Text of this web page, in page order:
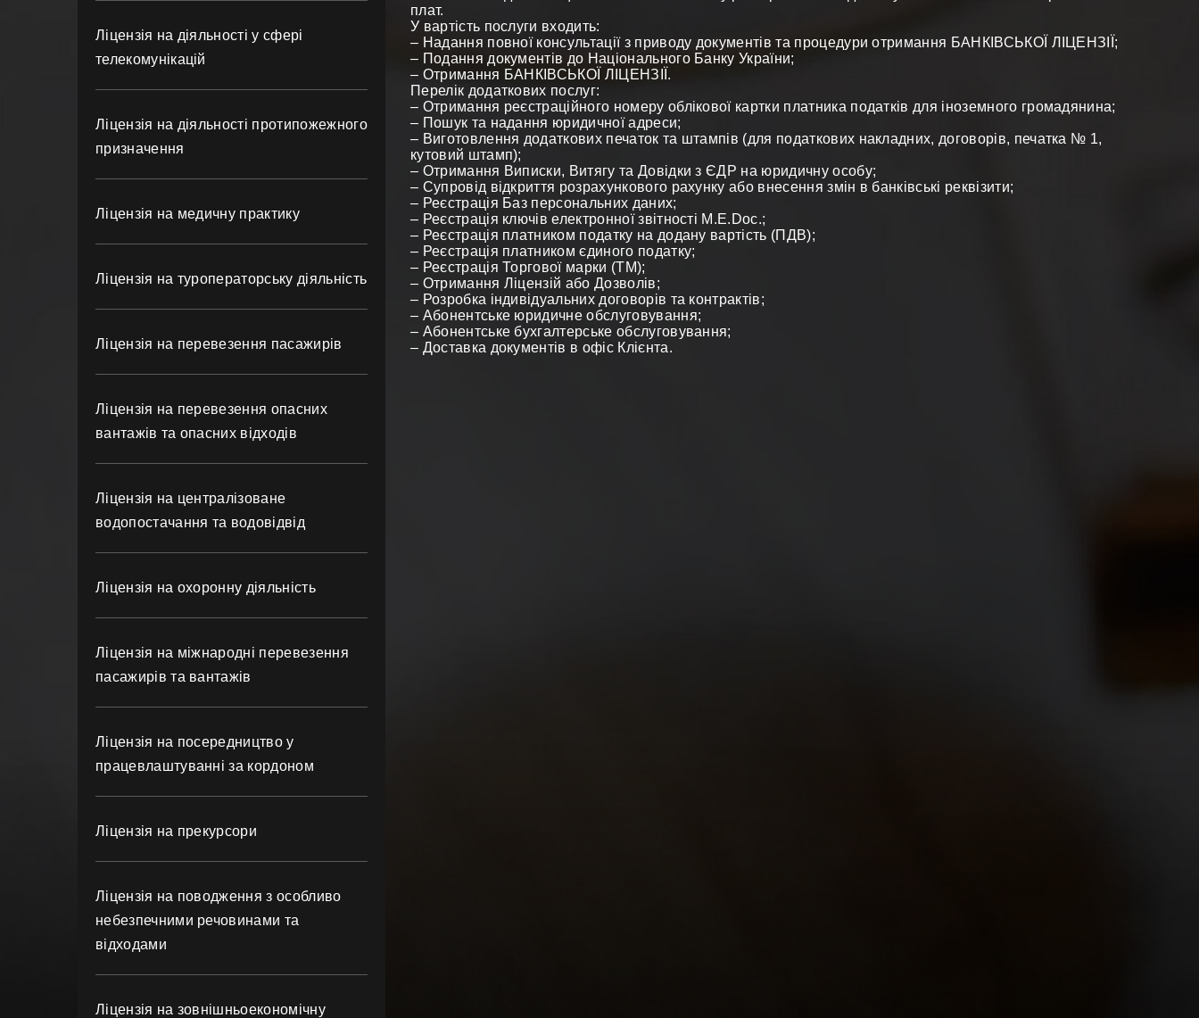
Ліцензія на діяльності у сфері
телекомунікацій
Ліцензія на діяльності протипожежного
призначення
Ліцензія на медичну практику
Ліцензія на туроператорську діяльність
Ліцензія на перевезення пасажирів
Ліцензія на перевезення опасних
вантажів та опасних відходів
Ліцензія на централізоване
водопостачання та водовідвід
Ліцензія на охоронну діяльність
Ліцензія на міжнародні перевезення
пасажирів та вантажів
Ліцензія на посередництво у
працевлаштуванні за кордоном
Ліцензія на прекурсори
Ліцензія на поводження з особливо
небезпечними речовинами та
відходами
Ліцензія на зовнішньоекономічну
плат.
У вартість послуги входить:
– Надання повної консультації з приводу документів та процедури отримання БАНКІВСЬКОЇ ЛІЦЕНЗІЇ;
– Подання документів до Національного Банку України;
– Отримання БАНКІВСЬКОЇ ЛІЦЕНЗІЇ.
Перелік додаткових послуг:
– Отримання реєстраційного номеру облікової картки платника податків для іноземного громадянина;
– Пошук та надання юридичної адреси;
– Виготовлення додаткових печаток та штампів (для податкових накладних, договорів, печатка № 1,
кутовий штамп);
– Отримання Виписки, Витягу та Довідки з ЄДР на юридичну особу;
– Супровід відкриття розрахункового рахунку або внесення змін в банківські реквізити;
– Реєстрація Баз персональних даних;
– Реєстрація ключів електронної звітності М.Е.Doc.;
– Реєстрація платником податку на додану вартість (ПДВ);
– Реєстрація платником єдиного податку;
– Реєстрація Торгової марки (ТМ);
– Отримання Ліцензій або Дозволів;
– Розробка індивідуальних договорів та контрактів;
– Абонентське юридичне обслуговування;
– Абонентське бухгалтерське обслуговування;
– Доставка документів в офіс Клієнта.